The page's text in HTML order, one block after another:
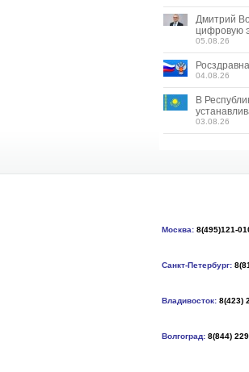
Дмитрий
цифровую
05.08.26
04.08.26
В
03.08.26
Москва: 8(495)121-
Санкт-Петербург:
Владивосток: 8(423)
Волгоград: 8(844)